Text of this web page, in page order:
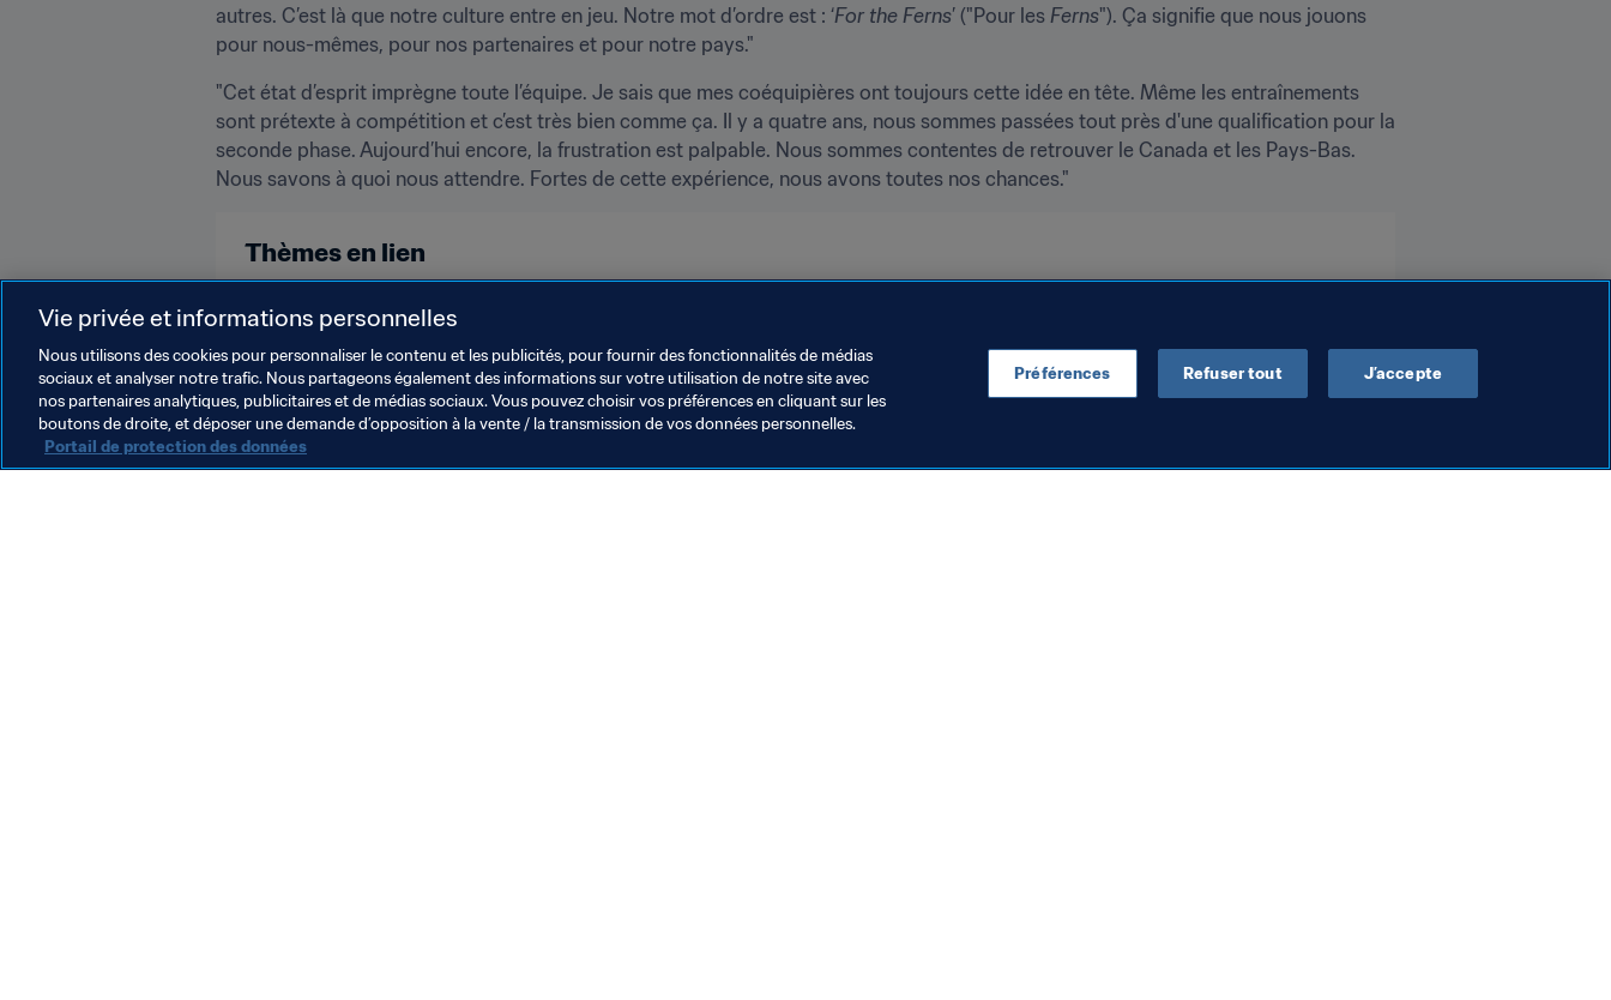
autres. C’est là que notre culture entre en jeu. Notre mot d’ordre est : ‘For the Ferns’ ("Pour les Ferns"). Ça signifie que nous jouons
pour nous-mêmes, pour nos partenaires et pour notre pays."
"Cet état d’esprit imprègne toute l’équipe. Je sais que mes coéquipières ont toujours cette idée en tête. Même les entraînements
sont prétexte à compétition et c’est très bien comme ça. Il y a quatre ans, nous sommes passées tout près d'une qualification pour la
seconde phase. Aujourd’hui encore, la frustration est palpable. Nous sommes contentes de retrouver le Canada et les Pays-Bas.
Nous savons à quoi nous attendre. Fortes de cette expérience, nous avons toutes nos chances."
Thèmes en lien
New Zealand
Vie privée et informations personnelles
Nous utilisons des cookies pour personnaliser le contenu et les publicités, pour fournir des fonctionnalités de médias
sociaux et analyser notre trafic. Nous partageons également des informations sur votre utilisation de notre site avec
nos partenaires analytiques, publicitaires et de médias sociaux. Vous pouvez choisir vos préférences en cliquant sur les
boutons de droite, et déposer une demande d’opposition à la vente / la transmission de vos données personnelles.
Portail de protection des données
Préférences Refuser tout J’accepte